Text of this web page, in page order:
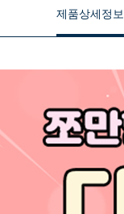
제품상세정보